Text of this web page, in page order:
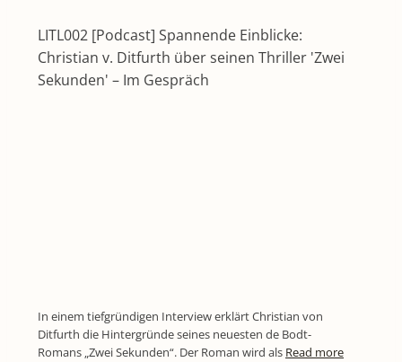
LITL002 [Podcast] Spannende Einblicke:
Christian v. Ditfurth über seinen Thriller 'Zwei
Sekunden' – Im Gespräch
In einem tiefgründigen Interview erklärt Christian von
Ditfurth die Hintergründe seines neuesten de Bodt-
Romans „Zwei Sekunden“. Der Roman wird als Read more